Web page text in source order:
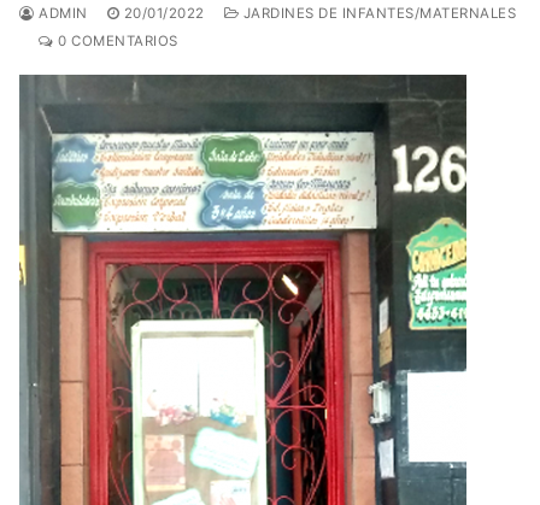
ADMIN 20/01/2022
JARDINES DE INFANTES/MATERNALES
0 COMENTARIOS